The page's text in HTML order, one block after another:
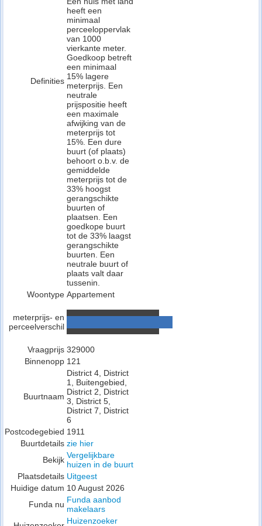
Definities
heeft een
minimaal
perceeloppervlak
van 1000
vierkante meter.
Goedkoop betreft
een minimaal
15% lagere
meterprijs. Een
neutrale
prijspositie heeft
een maximale
afwijking van de
meterprijs tot
15%. Een dure
buurt (of plaats)
behoort o.b.v. de
gemiddelde
meterprijs tot de
33% hoogst
gerangschikte
buurten of
plaatsen. Een
goedkope buurt
tot de 33% laagst
gerangschikte
buurten. Een
neutrale buurt of
plaats valt daar
tussenin.
Woontype Appartement
meterprijs- en
perceelverschil
Vraagprijs 329000
Binnenopp 121
Buurtnaam
District 4, District
1, Buitengebied,
District 2, District
3, District 5,
District 7, District
6
Postcodegebied 1911
Buurtdetails zie hier
Bekijk Vergelijkbare
huizen in de buurt
Plaatsdetails Uitgeest
Huidige datum 10 August 2026
Funda nu Funda aanbod
makelaars
Huizenzoeker